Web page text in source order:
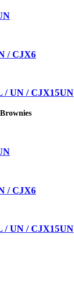
/ CJX6
/ UN / CJX15UN
/ CJX6
/ UN / CJX15UN